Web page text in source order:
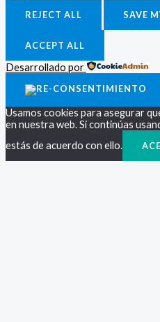
REJECT ALL SAVE
ACCEPT ALL
Desarrollado por
Usamos cookies para asegurar
en nuestra web. Si continúas
estás de acuerdo con ello.